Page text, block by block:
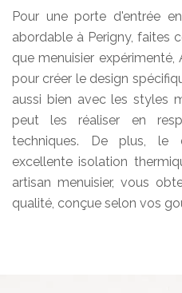
Pour une porte d'entrée
abordable à Perigny, faites
que menuisier
pour créer le design
aussi bien avec les styles
peut les réaliser en
techniques. De plus, le
excellente isolation
artisan menuisier, vous
qualité, conçue selon vos